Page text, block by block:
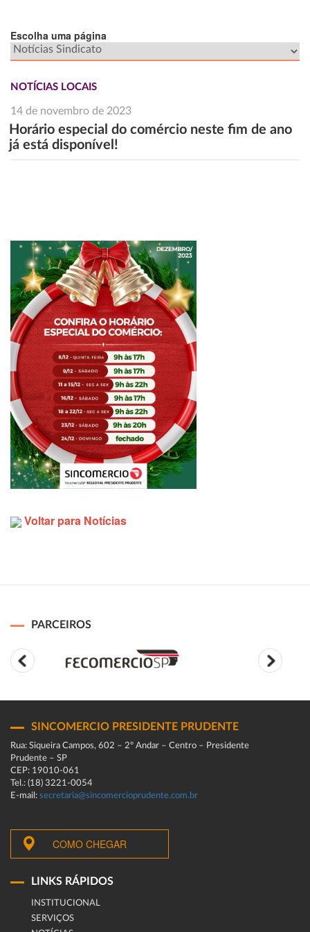
Escolha uma página
NOTÍCIAS LOCAIS
14 de novembro de 2023
Horário especial do comércio neste fim de ano
já está disponível!
Voltar para Notícias
PARCEIROS
SINCOMERCIO PRESIDENTE PRUDENTE
Rua: Siqueira Campos, 602 – 2º Andar – Centro – Presidente
Prudente – SP
CEP: 19010-061
Tel.: (18) 3221-0054
E-mail: secretaria@sincomercioprudente.com.br
COMO CHEGAR
LINKS RÁPIDOS
INSTITUCIONAL
SERVIÇOS